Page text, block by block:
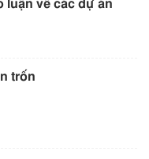
luận về các dự án
trốn